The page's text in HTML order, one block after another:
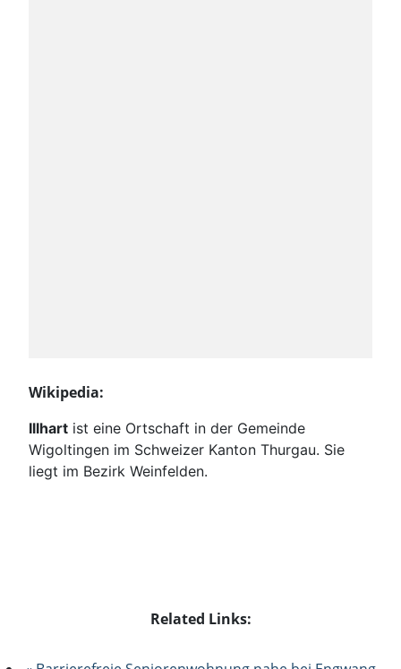
Wikipedia:
Illhart ist eine Ortschaft in der Gemeinde
Wigoltingen im Schweizer Kanton Thurgau. Sie
liegt im Bezirk Weinfelden.
Related Links: